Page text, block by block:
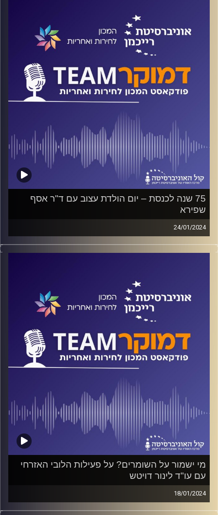
בידי האזרחים בעוטף ב-7 באוקטובר? על אלה ועוד משוחח
ד"ר חיים וייצמן עם ניצב בדימוס דן רונן, יו"ר ועדת רונן לבדיקת
הליך קבלת רישיון לכלי יריה.
קרדיט תמונות:המכון לחירות ואחריות
75 שנה לכנסת – יום הולדת עצוב עם ד"ר אסף
שפירא
24/01/2024
פודקאסט המכון לחירות ואחריות באוניברסיטת רייכמן
הכנסת ותפקודה בשגרה ובחירום; האם יש לנו אמון בכנסת?
על אלה ועוד משוחח ד"ר חיים וייצמן עם ד"ר אסף שפירא
מהמכון הישראלי לדמוקרטיה
קרדיט תמונות:המכון לחירות ואחריות
מי ישמור על השומרים? על פעילות הלובי האזרחי
עם עו"ד לינור דויטש
18/01/2024
פודקאסט המכון לחירות ואחריות באוניברסיטת רייכמן